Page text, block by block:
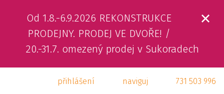
Od 1.8.-6.9.2026 REKONSTRUKCE
PRODEJNY. PRODEJ VE DVOŘE! /
20.-31.7. omezený prodej v Sukoradech
731 503 996
naviguj
přihlášení
ÚVOD
O NÁS
PRODUKTY